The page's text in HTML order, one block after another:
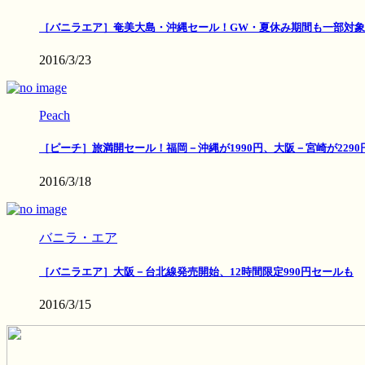
［バニラエア］奄美大島・沖縄セール！GW・夏休み期間も一部対象
2016/3/23
Peach
［ピーチ］旅満開セール！福岡－沖縄が1990円、大阪－宮崎が2290
2016/3/18
バニラ・エア
［バニラエア］大阪－台北線発売開始、12時間限定990円セールも
2016/3/15